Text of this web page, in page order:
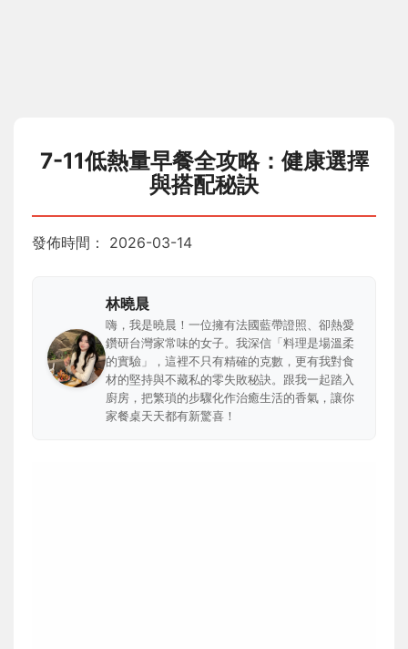
7-11低熱量早餐全攻略：健康選擇
與搭配秘訣
發佈時間： 2026-03-14
林曉晨
嗨，我是曉晨！一位擁有法國藍帶證照、卻熱愛
鑽研台灣家常味的女子。我深信「料理是場溫柔
的實驗」，這裡不只有精確的克數，更有我對食
材的堅持與不藏私的零失敗秘訣。跟我一起踏入
廚房，把繁瑣的步驟化作治癒生活的香氣，讓你
家餐桌天天都有新驚喜！